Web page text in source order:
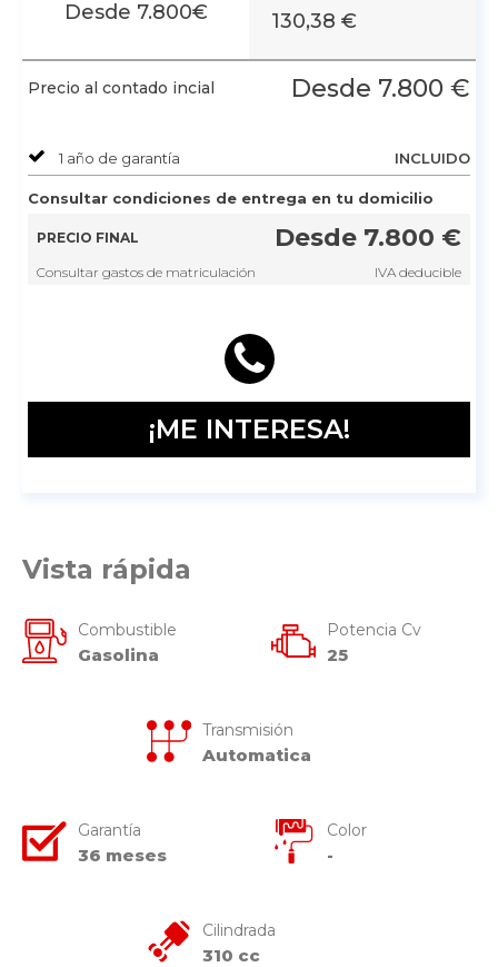
Desde 7.800€ 130,38 €
Precio al contado incial Desde 7.800 €
1 año de garantía INCLUIDO
Consultar condiciones de entrega en tu domicilio
PRECIO FINAL Desde 7.800 €
Consultar gastos de matriculación IVA deducible
¡ME INTERESA!
Vista rápida
Combustible
Gasolina
Potencia Cv
25
Transmisión
Automatica
Garantía
36 meses
Color
-
Cilindrada
310 cc